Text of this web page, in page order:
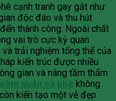
cạnh tranh gay gắt như
độc đáo và thu hút
thành công. Ngoài chất
vai trò cực kỳ quan
trải nghiệm tổng thể của
kiến trúc được nhiều
gian và nâng tầm thẩm
quán cà phê không
kiến tạo một vẻ đẹp